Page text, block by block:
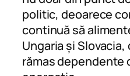
politic, deoarece
continuă să
Ungaria și
rămas dependente